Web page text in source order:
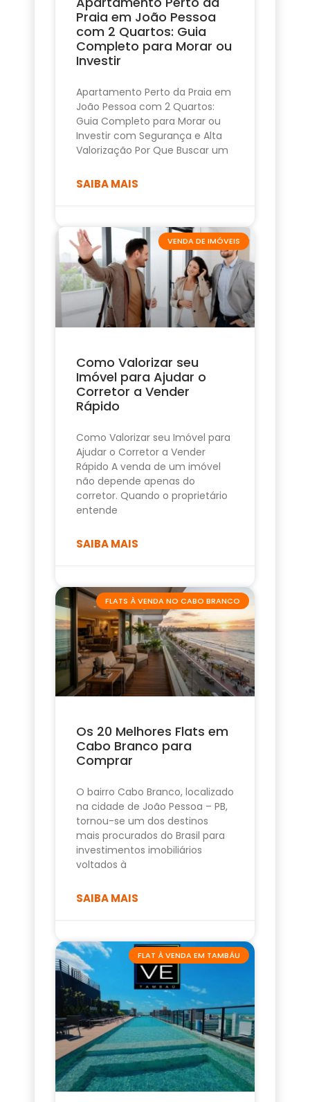
Praia em João Pessoa
com 2 Quartos: Guia
Completo para Morar ou
Investir
Apartamento Perto da Praia em
João Pessoa com 2 Quartos:
Guia Completo para Morar ou
Investir com Segurança e Alta
Valorização Por Que Buscar um
SAIBA MAIS
VENDA DE IMÓVEIS
Como Valorizar seu
Imóvel para Ajudar o
Corretor a Vender
Rápido
Como Valorizar seu Imóvel para
Ajudar o Corretor a Vender
Rápido A venda de um imóvel
não depende apenas do
corretor. Quando o proprietário
entende
SAIBA MAIS
FLATS À VENDA NO CABO BRANCO
Os 20 Melhores Flats em
Cabo Branco para
Comprar
O bairro Cabo Branco, localizado
na cidade de João Pessoa – PB,
tornou-se um dos destinos
mais procurados do Brasil para
investimentos imobiliários
voltados à
SAIBA MAIS
FLAT À VENDA EM TAMBÁU